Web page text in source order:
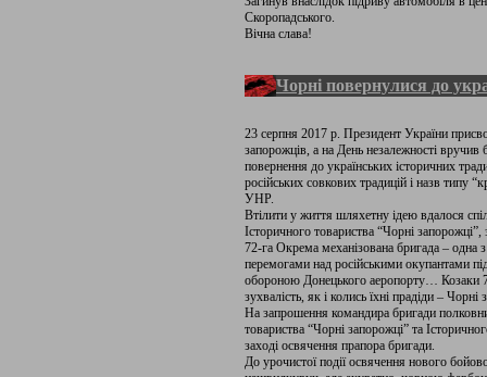
Скоропадського.
Вічна слава!
Чорні повернулися до
23 серпня 2017 р. Президент України
запорожців, а на День незалежності
повернення до українських історичних
російських совкових традицій і назв типу
УНР.
Втілити у життя шляхетну ідею вдалося
Історичного товариства “Чорні
72-га Окрема механізована бригада –
перемогами над російськими окупантами
обороною Донецького аеропорту… Козаки
зухвалість, як і колись їхні прадіди – Чорні
На запрошення командира бригади
товариства “Чорні запорожці” та
заході освячення прапора бригади.
До урочистої події освячення нового